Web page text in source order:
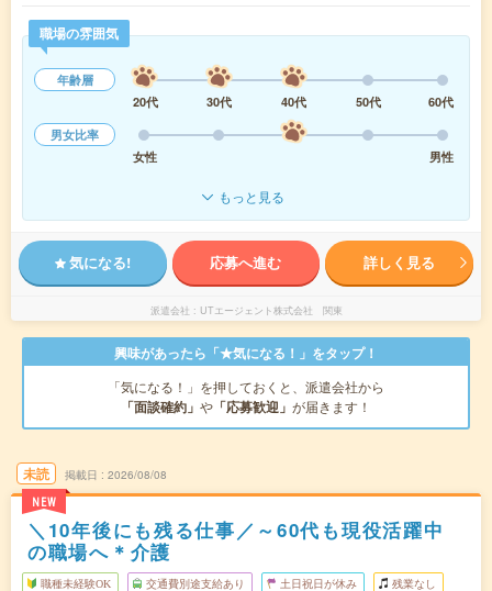
職場の雰囲気
年齢層
20代
30代 40代 50代
60代
男女比率
女性
男性
もっと見る
気になる! 応募へ進む 詳しく見る
派遣会社 UTエージェント株式会社 関東
興味があったら「★気になる！」をタップ！
「気になる！」を押しておくと、派遣会社から
「面談確約」 や 「応募歓迎」 が届きます！
未読
NEW
掲載日 2026/08/08
＼10年後にも残る仕事／～60代も現役活躍中
の職場へ＊介護
職種未経験OK 交通費別途支給あり 土日祝日が休み 残業なし